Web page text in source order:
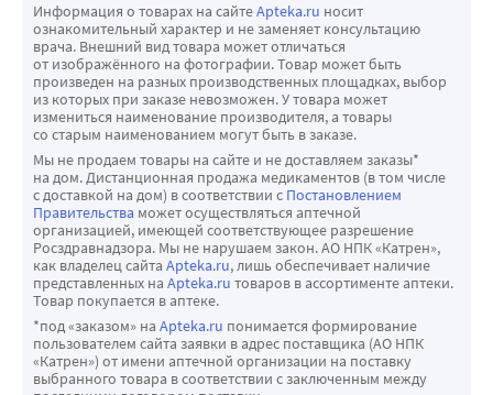
Фолиевая кислота играет важную роль в метаболизме
аминокислот, синтезе белка и нуклеиновых кислот
(прежде всего в продукции ДНК и РНК), репарации
хромосом. Поэтому она очень важна для нормального
деления клеток и роста тканей. Фолиевая кислота
содержится в зеленых овощах с большими листьями, в
печени, яйцах и бобовых, при этом, её содержание во
фруктах (за исключением апельсинов), мясе и молоке
довольно низкое. Во время приготовления пищи почти
полностью разрушается до фолатов (90 %) всего за
несколько минут. При дефиците фолиевой кислоты в
период подготовки к беременности и во время
беременности может развиться патология яйцеклетки,
отслойка плаценты (как частичная, так и абсолютная),
замершая беременность, самопроизвольный аборт
Информация о товарах на сайтеApteka.ru носит
ознакомительный характер и не заменяет консультацию
врача. Внешний вид товара может отличаться
от изображённого на фотографии. Товар может быть
произведен на разных производственных площадках, выбор
из которых при заказе невозможен. У товара может
измениться наименование производителя, а товары
со старым наименованием могут быть в заказе.
Мы не продаем товары на сайте и не доставляем заказы*
на дом. Дистанционная продажа медикаментов (в том числе
с доставкой на дом) в соответствии с Постановлением
Правительства может осуществляться аптечной
организацией, имеющей соответствующее разрешение
Росздравнадзора. Мы не нарушаем закон. АО НПК «Катрен»,
как владелец сайта Apteka.ru, лишь обеспечивает наличие
представленных на Apteka.ru товаров в ассортименте аптеки.
Товар покупается в аптеке.
*под «заказом» на Apteka.ru понимается формирование
пользователем сайта заявки в адрес поставщика (АО НПК
«Катрен») от имени аптечной организации на поставку
выбранного товара в соответствии с заключенным между